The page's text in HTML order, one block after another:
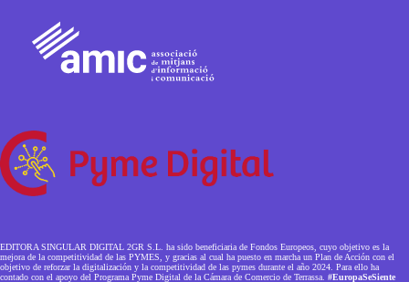
EDITORA SINGULAR DIGITAL 2GR S.L. ha sido beneficiaria de Fondos Europeos, cuyo objetivo es la
mejora de la competitividad de las PYMES, y gracias al cual ha puesto en marcha un Plan de Acción con el
objetivo de reforzar la digitalización y la competitividad de las pymes durante el año 2024. Para ello ha
contado con el apoyo del Programa Pyme Digital de la Cámara de Comercio de Terrassa. #EuropaSeSiente